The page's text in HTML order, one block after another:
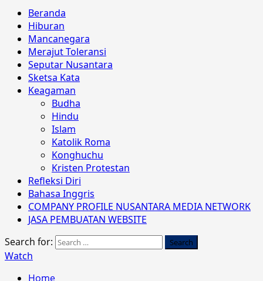
Beranda
Hiburan
Mancanegara
Merajut Toleransi
Seputar Nusantara
Sketsa Kata
Keagaman
Budha
Hindu
Islam
Katolik Roma
Konghuchu
Kristen Protestan
Refleksi Diri
Bahasa Inggris
COMPANY PROFILE NUSANTARA MEDIA NETWORK
JASA PEMBUATAN WEBSITE
Search for:
Watch
Home